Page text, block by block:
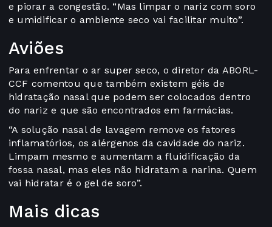
e piorar a congestão. “Mas limpar o nariz com soro
e umidificar o ambiente seco vai facilitar muito”.
Aviões
Para enfrentar o ar super seco, o diretor da ABORL-
CCF comentou que também existem géis de
hidratação nasal que podem ser colocados dentro
do nariz e que são encontrados em farmácias.
“A solução nasal de lavagem remove os fatores
inflamatórios, os alérgenos da cavidade do nariz.
Limpam mesmo e aumentam a fluidificação da
fossa nasal, mas eles não hidratam a narina. Quem
vai hidratar é o gel de soro”.
Mais dicas